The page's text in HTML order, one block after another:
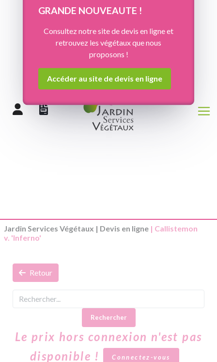
GRANDE NOUVEAUTE !
Consultez notre site de devis en ligne et
retrouvez les végétaux que nous
proposons !
Accéder au site de devis en ligne
Jardin Services Végétaux | Devis en ligne | Callistemon
v. 'Inferno'
Retour
Rechercher
Le prix hors connexion n'est pas
disponible !
Connectez-vous
Panneau de gestion des cookies